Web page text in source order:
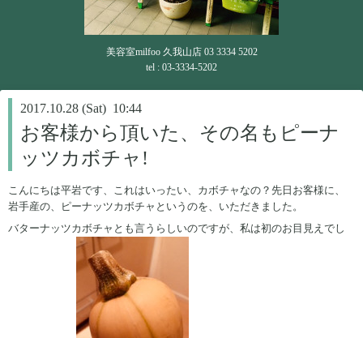
美容室milfoo 久我山店 03 3334 5202
tel : 03-3334-5202
2017.10.28 (Sat) 10:44
お客様から頂いた、その名もピーナ
ッツカボチャ!
こんにちは平岩です、これはいったい、カボチャなの？先日お客様に、
岩手産の、ピーナッツカボチャというのを、いただきました。
バターナッツカボチャとも言うらしいのですが、私は初のお目見えでし